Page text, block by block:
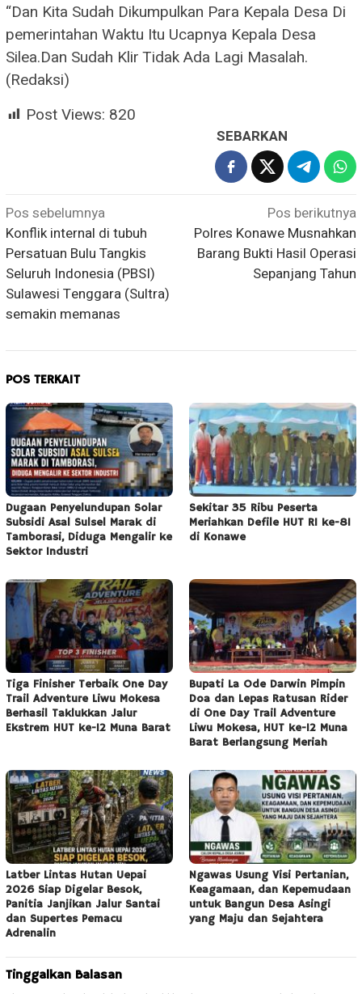
“Dan Kita Sudah Dikumpulkan Para Kepala Desa Di
pemerintahan Waktu Itu Ucapnya Kepala Desa
Silea.Dan Sudah Klir Tidak Ada Lagi Masalah.
(Redaksi)
Post Views: 820
SEBARKAN
Navigasi
pos
Pos sebelumnya
Konflik internal di tubuh
Persatuan Bulu Tangkis
Seluruh Indonesia (PBSI)
Sulawesi Tenggara (Sultra)
semakin memanas
Pos berikutnya
Polres Konawe Musnahkan
Barang Bukti Hasil Operasi
Sepanjang Tahun
POS TERKAIT
Dugaan Penyelundupan Solar
Subsidi Asal Sulsel Marak di
Tamborasi, Diduga Mengalir ke
Sektor Industri
Sekitar 35 Ribu Peserta
Meriahkan Defile HUT RI ke-81
di Konawe
Tiga Finisher Terbaik One Day
Trail Adventure Liwu Mokesa
Berhasil Taklukkan Jalur
Ekstrem HUT ke-12 Muna Barat
Bupati La Ode Darwin Pimpin
Doa dan Lepas Ratusan Rider
di One Day Trail Adventure
Liwu Mokesa, HUT ke-12 Muna
Barat Berlangsung Meriah
Latber Lintas Hutan Uepai
2026 Siap Digelar Besok,
Panitia Janjikan Jalur Santai
dan Supertes Pemacu
Adrenalin
Ngawas Usung Visi Pertanian,
Keagamaan, dan Kepemudaan
untuk Bangun Desa Asingi
yang Maju dan Sejahtera
Tinggalkan Balasan